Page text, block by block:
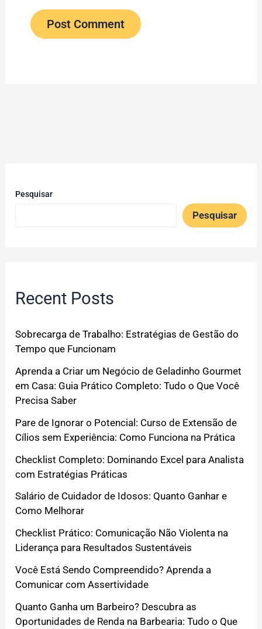
Pesquisar
Pesquisar
Recent Posts
Sobrecarga de Trabalho: Estratégias de Gestão do
Tempo que Funcionam
Aprenda a Criar um Negócio de Geladinho Gourmet
em Casa: Guia Prático Completo: Tudo o Que Você
Precisa Saber
Pare de Ignorar o Potencial: Curso de Extensão de
Cílios sem Experiência: Como Funciona na Prática
Checklist Completo: Dominando Excel para Analista
com Estratégias Práticas
Salário de Cuidador de Idosos: Quanto Ganhar e
Como Melhorar
Checklist Prático: Comunicação Não Violenta na
Liderança para Resultados Sustentáveis
Você Está Sendo Compreendido? Aprenda a
Comunicar com Assertividade
Quanto Ganha um Barbeiro? Descubra as
Oportunidades de Renda na Barbearia: Tudo o Que